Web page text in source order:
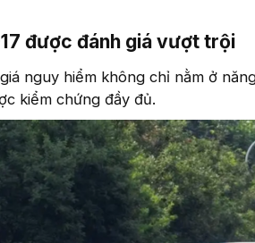
được đánh giá vượt trội
nguy hiểm không chỉ nằm ở
kiểm chứng đầy đủ.